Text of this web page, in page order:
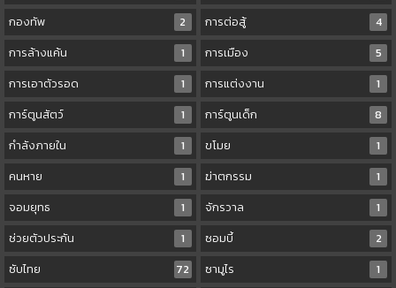
กองทัพ
2 การต่อสู้
4
การล้างแค้น
1 การเมือง
5
การเอาตัวรอด
1 การแต่งงาน
1
การ์ตูนสัตว์
1 การ์ตูนเด็ก
8
กำลังภายใน
1 ขโมย
1
คนหาย
1 ฆ่าตกรรม
1
จอมยุทธ
1 จักรวาล
1
ช่วยตัวประกัน
1 ซอมบี้
2
ซับไทย
72 ซามูไร
1